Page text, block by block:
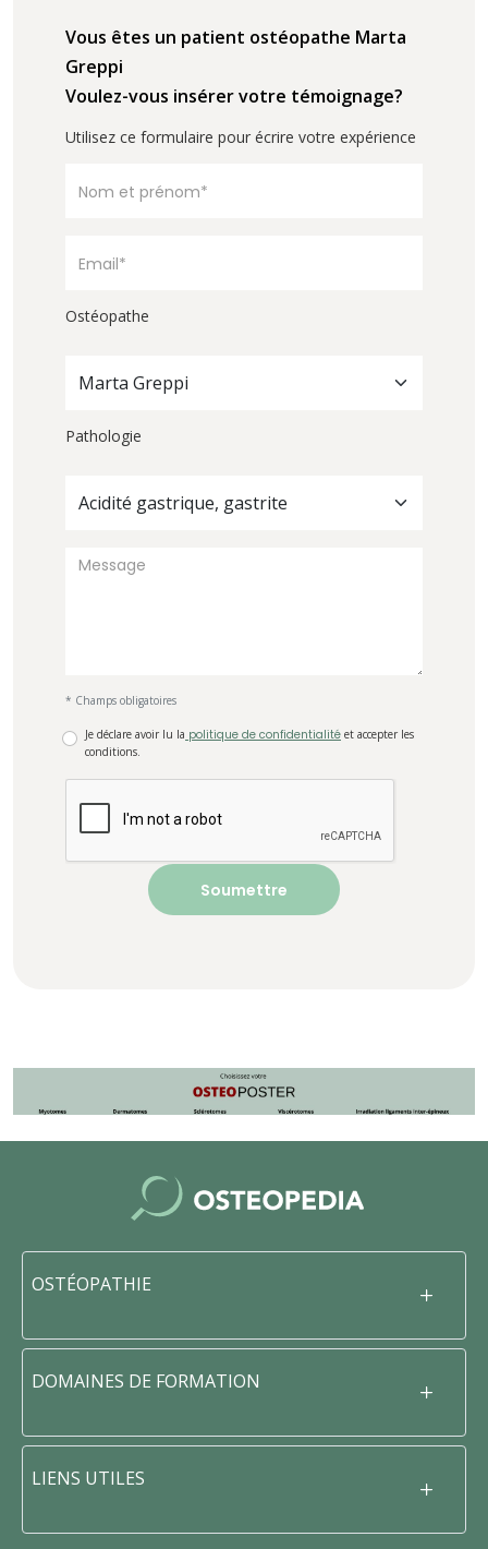
Vous êtes un patient ostéopathe Marta
Greppi
Voulez-vous insérer votre témoignage?
Utilisez ce formulaire pour écrire votre expérience
Ostéopathe
Marta Greppi
Pathologie
Acidité gastrique, gastrite
* Champs obligatoires
Je déclare avoir lu la politique de confidentialité et accepter les
conditions.
OSTÉOPATHIE
DOMAINES DE FORMATION
LIENS UTILES